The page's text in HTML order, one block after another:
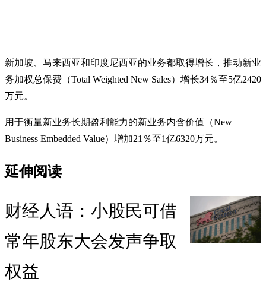
新加坡、马来西亚和印度尼西亚的业务都取得增长，推动新业
务加权总保费（Total Weighted New Sales）增长34％至5亿2420
万元。
用于衡量新业务长期盈利能力的新业务内含价值（New
Business Embedded Value）增加21％至1亿6320万元。
延伸阅读
财经人语：小股民可借
常年股东大会发声争取
权益